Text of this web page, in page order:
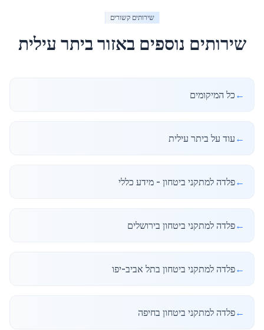
שירותים קשורים
שירותים נוספים באזורביתר עילית
← כל המיקומים
← עוד על ביתר עילית
←פלדה למתקני ביטחון - מידע כללי
←פלדה למתקני ביטחון בירושלים
←פלדה למתקני ביטחון בתל אביב-יפו
←פלדה למתקני ביטחון בחיפה